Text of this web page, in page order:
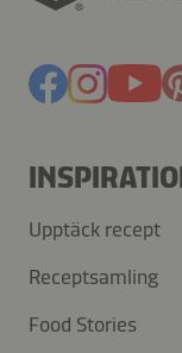
Upptäck recept
Receptsamling
Food Stories